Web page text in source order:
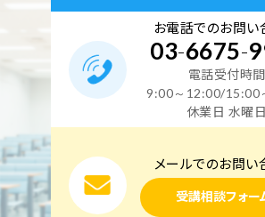
お電話でのお問い
03-6675-
電話受付時間
9:00～12:00/15:00
休業日 水曜日
メールでのお問い
受講相談フォー